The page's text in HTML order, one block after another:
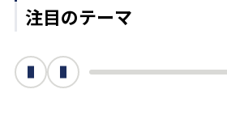
注目のテーマ